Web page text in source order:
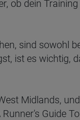
ob dein
sind sowohl
ist es wichtig,
Midlands,
Guide